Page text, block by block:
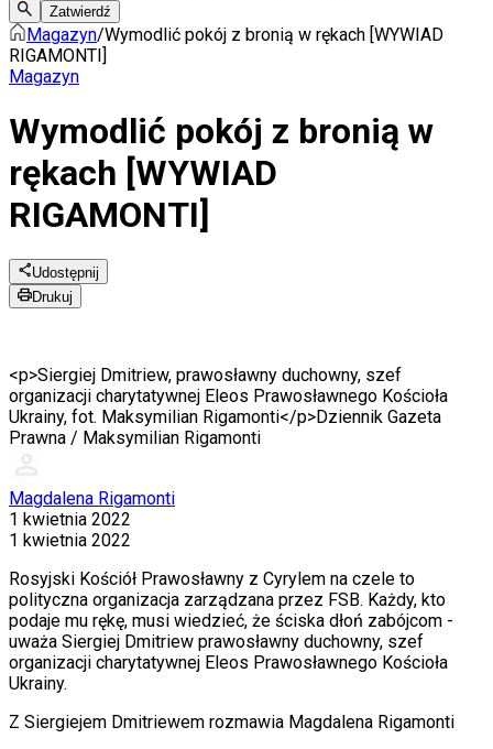
Zatwierdź
Magazyn/Wymodlić pokój z bronią w rękach [WYWIAD
RIGAMONTI]
Magazyn
Wymodlić pokój z bronią w
rękach [WYWIAD
RIGAMONTI]
Udostępnij
Drukuj
<p>Siergiej Dmitriew, prawosławny duchowny, szef
organizacji charytatywnej Eleos Prawosławnego Kościoła
Ukrainy, fot. Maksymilian Rigamonti</p>Dziennik Gazeta
Prawna / Maksymilian Rigamonti
Magdalena Rigamonti
1 kwietnia 2022
1 kwietnia 2022
Rosyjski Kościół Prawosławny z Cyrylem na czele to
polityczna organizacja zarządzana przez FSB. Każdy, kto
podaje mu rękę, musi wiedzieć, że ściska dłoń zabójcom -
uważa Siergiej Dmitriew prawosławny duchowny, szef
organizacji charytatywnej Eleos Prawosławnego Kościoła
Ukrainy.
Z Siergiejem Dmitriewem rozmawia Magdalena Rigamonti